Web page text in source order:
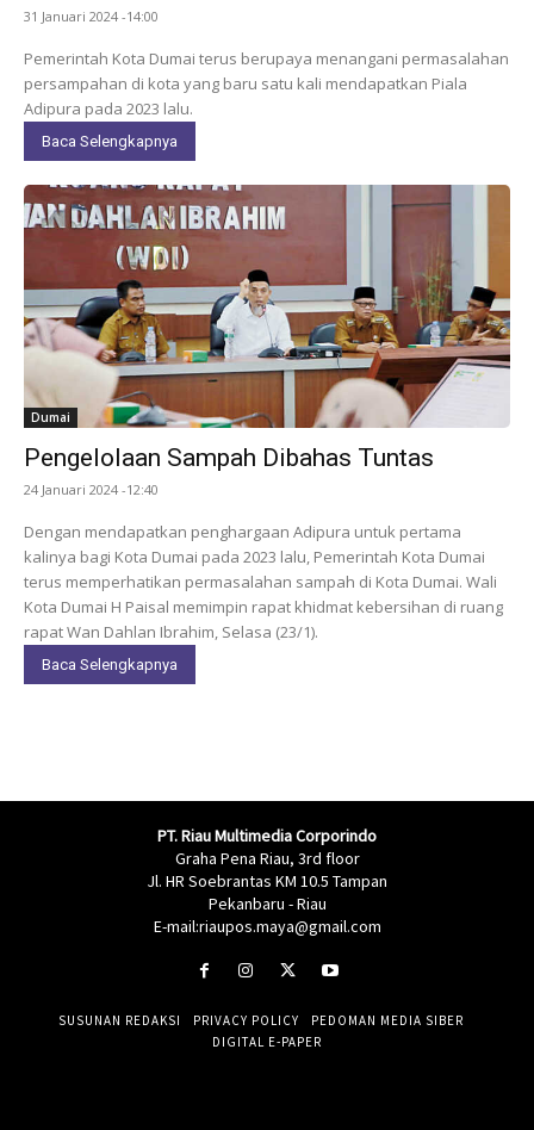
31 Januari 2024 -14:00
Pemerintah Kota Dumai terus berupaya menangani permasalahan
persampahan di kota yang baru satu kali mendapatkan Piala
Adipura pada 2023 lalu.
Baca Selengkapnya
Dumai
Pengelolaan Sampah Dibahas Tuntas
24 Januari 2024 -12:40
Dengan mendapatkan penghargaan Adipura untuk pertama
kalinya bagi Kota Dumai pada 2023 lalu, Pemerintah Kota Dumai
terus memperhatikan permasalahan sampah di Kota Dumai. Wali
Kota Dumai H Paisal memimpin rapat khidmat kebersihan di ruang
rapat Wan Dahlan Ibrahim, Selasa (23/1).
Baca Selengkapnya
PT. Riau Multimedia Corporindo
Graha Pena Riau, 3rd floor
Jl. HR Soebrantas KM 10.5 Tampan
Pekanbaru - Riau
E-mail:riaupos.maya@gmail.com
SUSUNAN REDAKSI PRIVACY POLICY
PEDOMAN MEDIA SIBER
DIGITAL E-PAPER